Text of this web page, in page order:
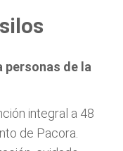
personas de la
integral a 48
de Pacora.